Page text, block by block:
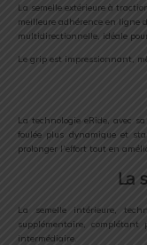
La semelle extérieure à
meilleure adhérence en ligne
multidirectionnelle, idéale
Le grip est impressionnant,
La technologie eRide, avec
foulée plus dynamique et
prolonger l’effort tout en
La
La semelle intérieure,
supplémentaire,
intermédiaire.